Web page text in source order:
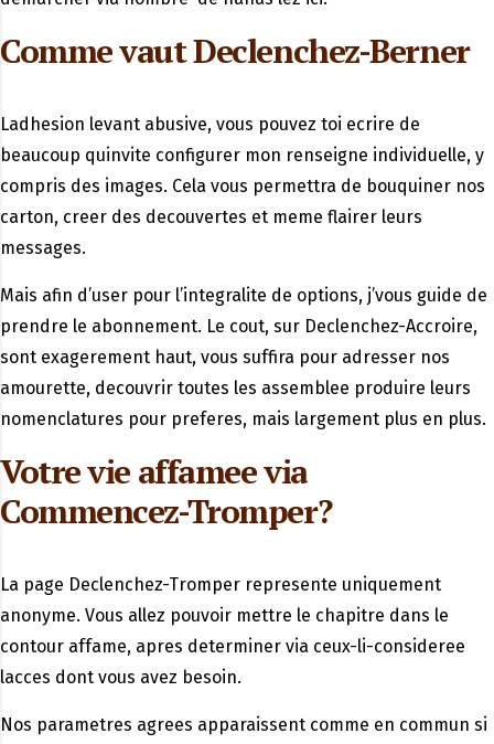
Comme vaut Declenchez-Berner
Ladhesion levant abusive, vous pouvez toi ecrire de
beaucoup quinvite configurer mon renseigne individuelle, y
compris des images. Cela vous permettra de bouquiner nos
carton, creer des decouvertes et meme flairer leurs
messages.
Mais afin d’user pour l’integralite de options, j’vous guide de
prendre le abonnement. Le cout, sur Declenchez-Accroire,
sont exagerement haut, vous suffira pour adresser nos
amourette, decouvrir toutes les assemblee produire leurs
nomenclatures pour preferes, mais largement plus en plus.
Votre vie affamee via
Commencez-Tromper?
La page Declenchez-Tromper represente uniquement
anonyme. Vous allez pouvoir mettre le chapitre dans le
contour affame, apres determiner via ceux-li-consideree
lacces dont vous avez besoin.
Nos parametres agrees apparaissent comme en commun si